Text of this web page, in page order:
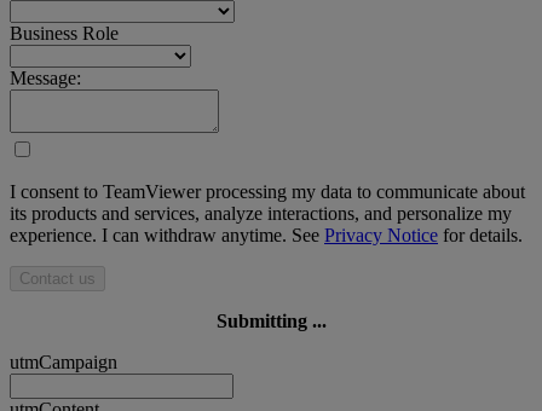
Business Role
Message:
I consent to TeamViewer processing my data to communicate about
its products and services, analyze interactions, and personalize my
experience. I can withdraw anytime. See Privacy Notice for details.
Contact us
Submitting ...
utmCampaign